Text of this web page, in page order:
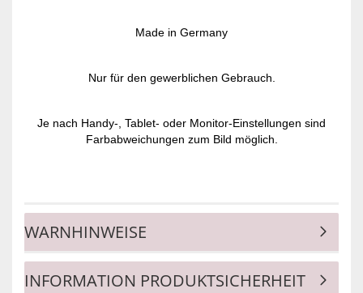
Made in Germany
Nur für den gewerblichen Gebrauch.
Je nach Handy-, Tablet- oder Monitor-Einstellungen sind
Farbabweichungen zum Bild möglich.
WARNHINWEISE
INFORMATION PRODUKTSICHERHEIT